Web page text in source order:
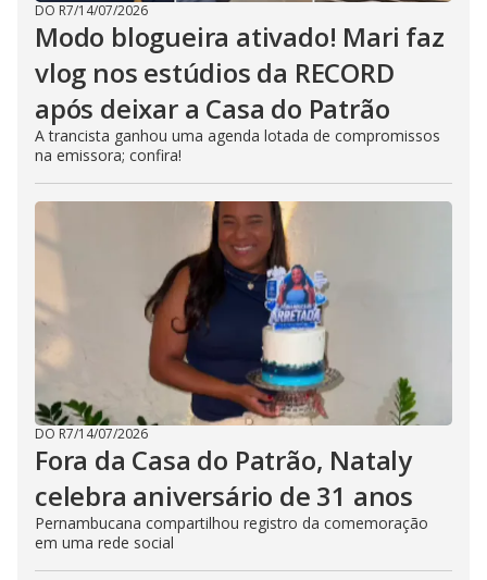
DO R7/14/07/2026
Modo blogueira ativado! Mari faz
vlog nos estúdios da RECORD
após deixar a Casa do Patrão
A trancista ganhou uma agenda lotada de compromissos
na emissora; confira!
DO R7/14/07/2026
Fora da Casa do Patrão, Nataly
celebra aniversário de 31 anos
Pernambucana compartilhou registro da comemoração
em uma rede social